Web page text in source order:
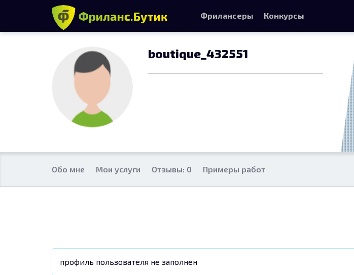
boutique_432551
Обо мне Мои услуги Отзывы: 0 Примеры работ
профиль пользователя не заполнен
Фрилансеры Конкурсы